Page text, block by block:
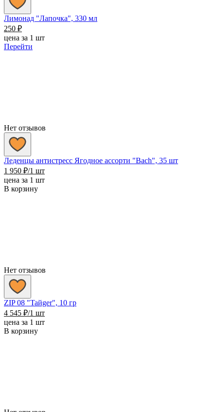
Лимонад "Лапочка", 330 мл
250 ₽
цена за 1 шт
Перейти
Нет отзывов
Леденцы антистресс Ягодное ассорти "Bach", 35 шт
1 950 ₽/1 шт
цена за 1 шт
В корзину
Нет отзывов
ZIP 08 "Taйger", 10 гр
4 545 ₽/1 шт
цена за 1 шт
В корзину